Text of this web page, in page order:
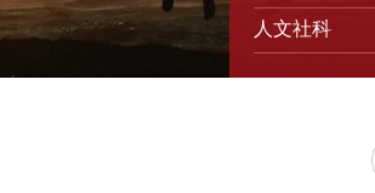
人文社科